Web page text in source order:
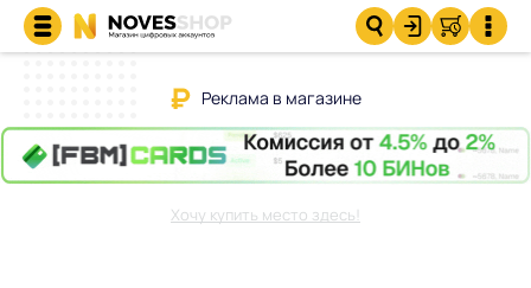
Реклама в магазине
Хочу купить место здесь!